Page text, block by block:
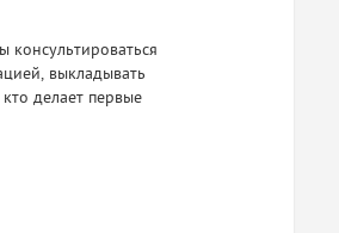
консультироваться
выкладывать
делает первые